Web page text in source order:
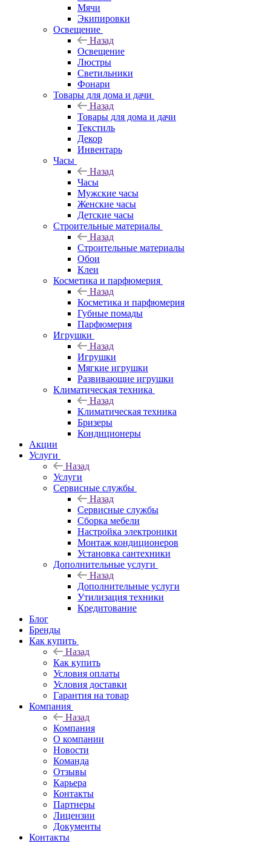
Мячи
Экипировки
Освещение
Назад
Освещение
Люстры
Светильники
Фонари
Товары для дома и дачи
Назад
Товары для дома и дачи
Текстиль
Декор
Инвентарь
Часы
Назад
Часы
Мужские часы
Женские часы
Детские часы
Строительные материалы
Назад
Строительные материалы
Обои
Клеи
Косметика и парфюмерия
Назад
Косметика и парфюмерия
Губные помады
Парфюмерия
Игрушки
Назад
Игрушки
Мягкие игрушки
Развивающие игрушки
Климатическая техника
Назад
Климатическая техника
Бризеры
Кондиционеры
Акции
Услуги
Назад
Услуги
Сервисные службы
Назад
Сервисные службы
Сборка мебели
Настройка электроники
Монтаж кондиционеров
Установка сантехники
Дополнительные услуги
Назад
Дополнительные услуги
Утилизация техники
Кредитование
Блог
Бренды
Как купить
Назад
Как купить
Условия оплаты
Условия доставки
Гарантия на товар
Компания
Назад
Компания
О компании
Новости
Команда
Отзывы
Карьера
Контакты
Партнеры
Лицензии
Документы
Контакты